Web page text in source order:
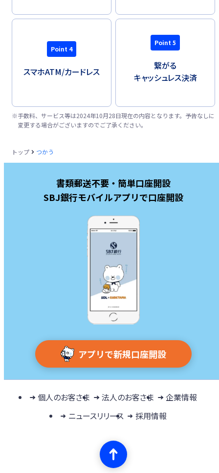
Point 4
スマホATM/カードレス
Point 5
繋がる
キャッシュレス決済
※手数料、サービス等は2024年10月28日現在の内容となります。予告なしに
変更する場合がございますのでご了承ください。
トップ つかう
書類郵送不要・簡単口座開設
SBJ銀行モバイルアプリで口座開設
アプリで新規口座開設
個人のお客さま 法人のお客さま
企業情報
ニュースリリース
採用情報